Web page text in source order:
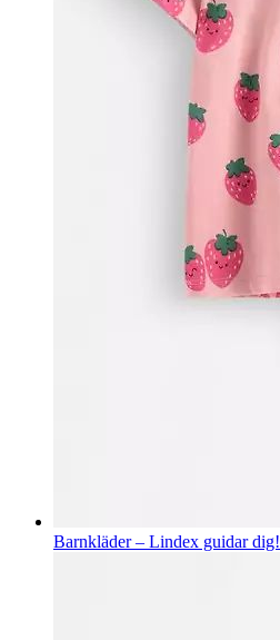
Barnkläder – Lindex guidar dig!